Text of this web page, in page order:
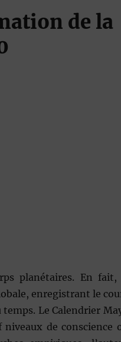
de la
planétaires. En
enregistrant le
Le Calendrier
de conscience